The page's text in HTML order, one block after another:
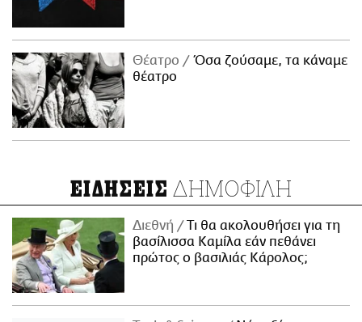
Θέατρο
Όσα ζούσαμε, τα κάναμε
θέατρο
ΕΙΔΗΣΕΙΣ ΔΗΜΟΦΙΛΗ
Διεθνή
Τι θα ακολουθήσει για τη
βασίλισσα Καμίλα εάν πεθάνει
πρώτος ο βασιλιάς Κάρολος;